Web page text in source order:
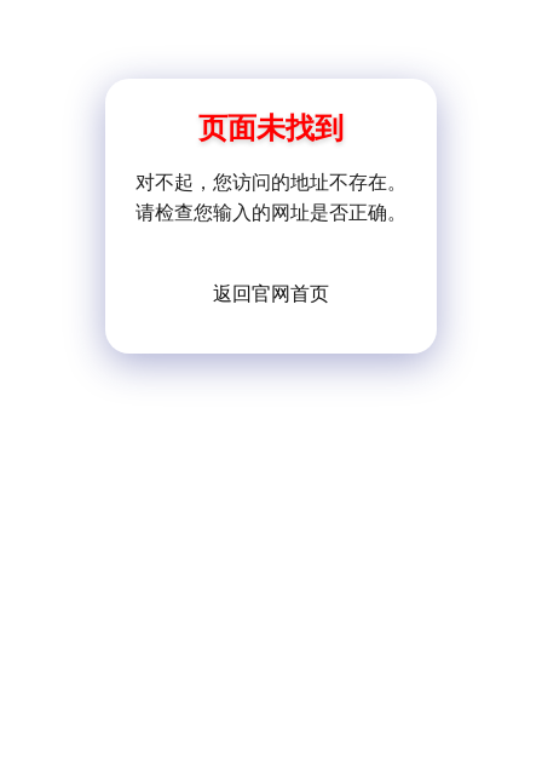
页面未找到
对不起，您访问的地址不存在。
请检查您输入的网址是否正确。
返回官网首页